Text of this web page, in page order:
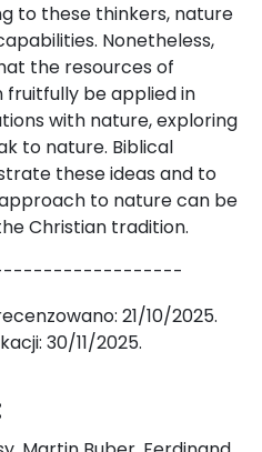
to these thinkers, nature
Nonetheless,
the resources of
fruitfully be applied in
with nature, exploring
to nature. Biblical
these ideas and to
to nature can be
Christian tradition.
21/10/2025.
30/11/2025.